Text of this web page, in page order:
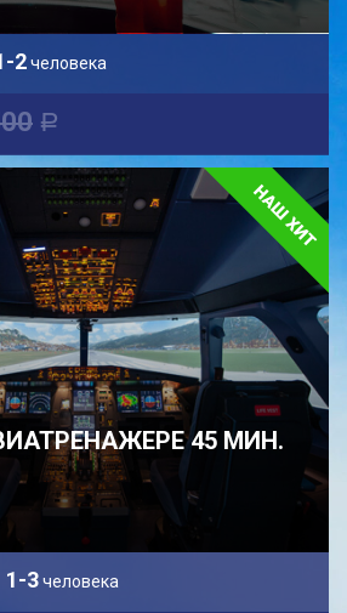
2человека
a
45 МИН.
1-3человека